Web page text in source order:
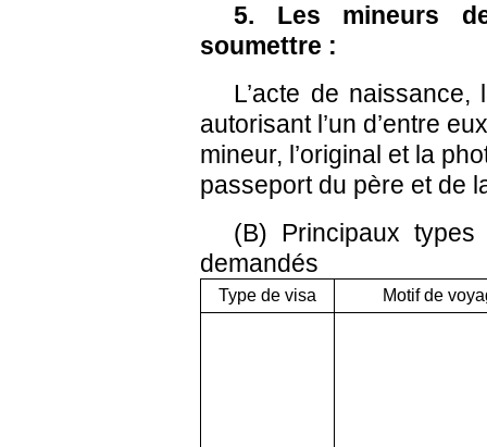
5. Les mineurs
soumettre :
L’acte de
autorisant l’un d’entre
mineur, l’original et la
passeport du père et de
(B) Principaux
demandés
Type de visa Motif de